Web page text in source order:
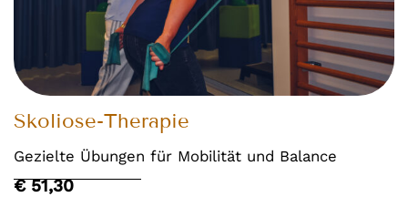
Skoliose-Therapie
Gezielte Übungen für Mobilität und Balance
€ 51,30